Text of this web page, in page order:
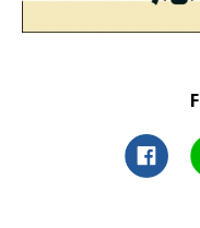
（監修：ねこのきもち
取材・文／宮下早希
※写真はスマホアプリ「